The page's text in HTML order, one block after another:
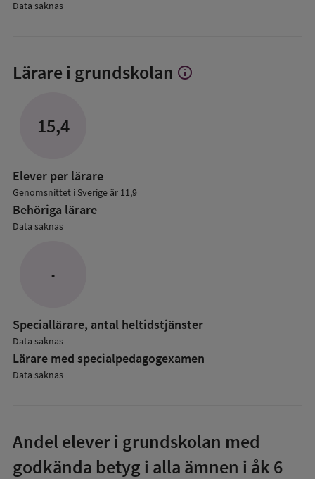
Data saknas
Lärare i grundskolan Visa
info
15,4
Elever per lärare
Genomsnittet i Sverige är 11,9
Behöriga lärare
Data saknas
-
Speciallärare, antal heltidstjänster
Data saknas
Lärare med specialpedagog­examen
Data saknas
Andel elever i grundskolan med
godkända betyg i alla ämnen i åk 6